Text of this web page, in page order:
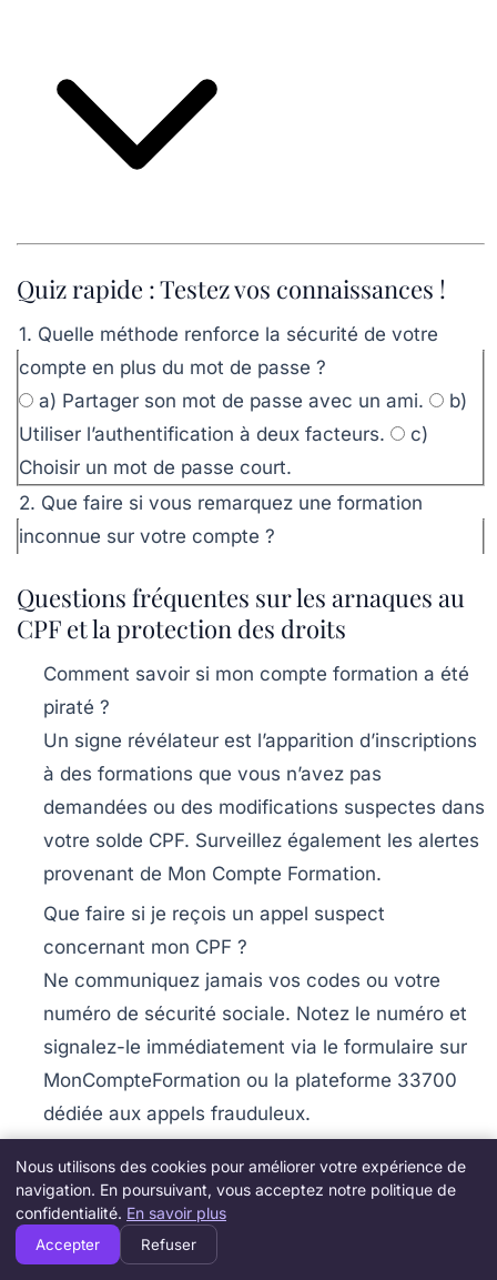
Quiz rapide : Testez vos connaissances !
1. Quelle méthode renforce la sécurité de votre
compte en plus du mot de passe ?
a) Partager son mot de passe avec un ami.
b)
Utiliser l’authentification à deux facteurs.
c)
Choisir un mot de passe court.
2. Que faire si vous remarquez une formation
inconnue sur votre compte ?
immédiatement l’activité suspecte.
c) Partager
cette information sur les réseaux sociaux.
Valider mes réponses
Questions fréquentes sur les arnaques au
CPF et la protection des droits
Comment savoir si mon compte formation a été
piraté ?
Un signe révélateur est l’apparition d’inscriptions
à des formations que vous n’avez pas
demandées ou des modifications suspectes dans
votre solde CPF. Surveillez également les alertes
provenant de Mon Compte Formation.
Que faire si je reçois un appel suspect
concernant mon CPF ?
Ne communiquez jamais vos codes ou votre
numéro de sécurité sociale. Notez le numéro et
signalez-le immédiatement via le formulaire sur
MonCompteFormation ou la plateforme 33700
dédiée aux appels frauduleux.
Oui, des options existent pour offrir ou mutualiser
des droits CPF sous conditions, via des
procédures officielles détaillées dans les guides
Nous utilisons des cookies pour améliorer votre expérience de
navigation. En poursuivant, vous acceptez notre politique de
confidentialité. En savoir plus
Accepter Refuser